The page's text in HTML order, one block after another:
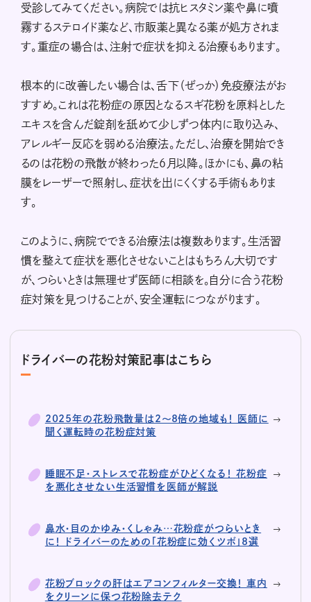
受診してみてください。病院では抗ヒスタミン薬や鼻に噴
霧するステロイド薬など、市販薬と異なる薬が処方されま
す。重症の場合は、注射で症状を抑える治療もあります。
根本的に改善したい場合は、舌下（ぜっか）免疫療法がお
すすめ。これは花粉症の原因となるスギ花粉を原料とした
エキスを含んだ錠剤を舐めて少しずつ体内に取り込み、
アレルギー反応を弱める治療法。ただし、治療を開始でき
るのは花粉の飛散が終わった6月以降。ほかにも、鼻の粘
膜をレーザーで照射し、症状を出にくくする手術もありま
す。
このように、病院でできる治療法は複数あります。生活習
慣を整えて症状を悪化させないことはもちろん大切です
が、つらいときは無理せず医師に相談を。自分に合う花粉
症対策を見つけることが、安全運転につながります。
ドライバーの花粉対策記事はこちら
2025年の花粉飛散量は2～8倍の地域も！ 医師に
聞く運転時の花粉症対策
睡眠不足・ストレスで花粉症がひどくなる！ 花粉症
を悪化させない生活習慣を医師が解説
鼻水・目のかゆみ・くしゃみ…花粉症がつらいとき
に！ ドライバーのための「花粉症に効くツボ」8選
花粉ブロックの肝はエアコンフィルター交換！ 車内
をクリーンに保つ花粉除去テク